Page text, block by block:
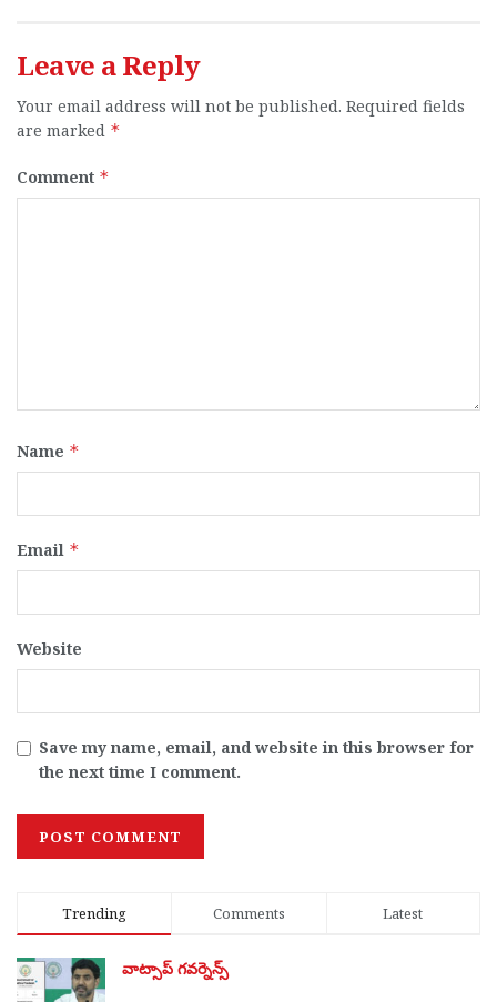
Leave a Reply
Your email address will not be published. Required fields
are marked *
Comment *
Name *
Email *
Website
Save my name, email, and website in this browser for
the next time I comment.
Trending Comments Latest
వాట్సాప్ గవర్నెన్స్